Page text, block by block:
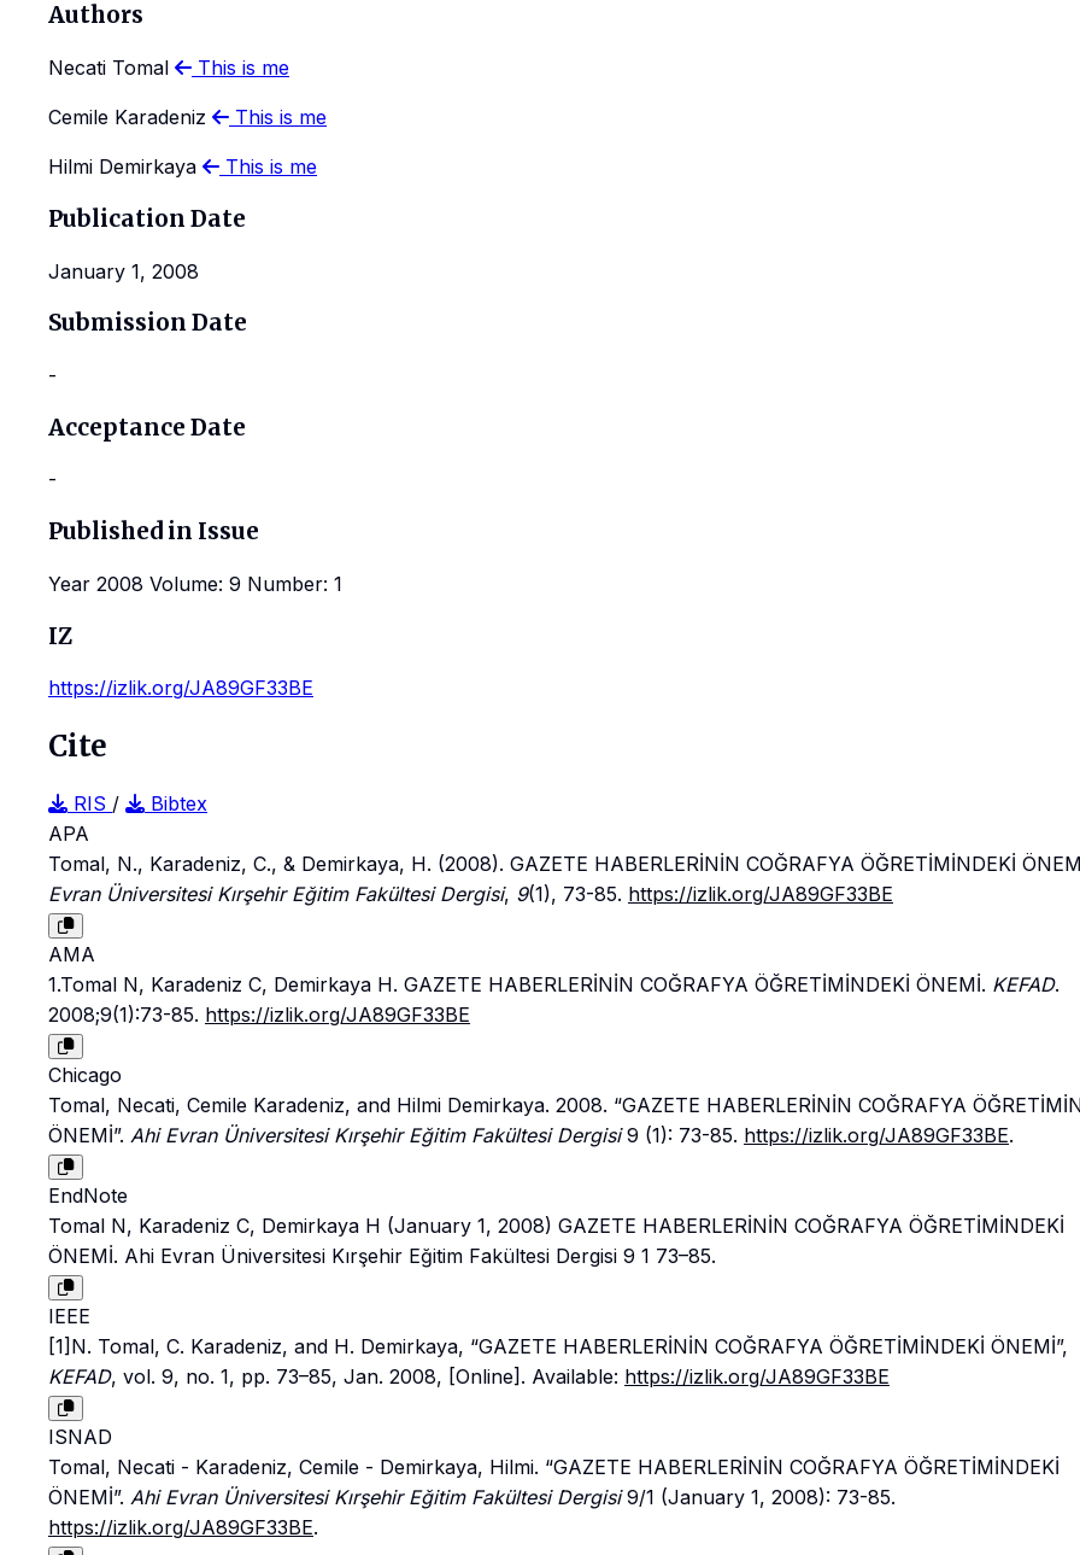
Authors
Necati Tomal This is me
Cemile Karadeniz This is me
Hilmi Demirkaya This is me
Publication Date
January 1, 2008
Submission Date
-
Acceptance Date
-
Published in Issue
Year 2008 Volume: 9 Number: 1
IZ
https://izlik.org/JA89GF33BE
Cite
RIS /
Bibtex
APA
Tomal, N., Karadeniz, C., & Demirkaya, H. (2008). GAZETE HABERLERİNİN COĞRAFYA ÖĞRETİMİNDEKİ
Evran Üniversitesi Kırşehir Eğitim Fakültesi Dergisi, 9(1), 73-85. https://izlik.org/JA89GF33BE
AMA
1.Tomal N, Karadeniz C, Demirkaya H. GAZETE HABERLERİNİN COĞRAFYA ÖĞRETİMİNDEKİ ÖNEMİ. KEFAD.
2008;9(1):73-85. https://izlik.org/JA89GF33BE
Chicago
Tomal, Necati, Cemile Karadeniz, and Hilmi Demirkaya. 2008. “GAZETE HABERLERİNİN COĞRAFYA
ÖNEMİ”. Ahi Evran Üniversitesi Kırşehir Eğitim Fakültesi Dergisi9 (1): 73-85. https://izlik.org/JA89GF33BE.
EndNote
Tomal N, Karadeniz C, Demirkaya H (January 1, 2008) GAZETE HABERLERİNİN COĞRAFYA ÖĞRETİMİNDEKİ
ÖNEMİ. Ahi Evran Üniversitesi Kırşehir Eğitim Fakültesi Dergisi 9 1 73–85.
IEEE
[1]N. Tomal, C. Karadeniz, and H. Demirkaya, “GAZETE HABERLERİNİN COĞRAFYA ÖĞRETİMİNDEKİ ÖNEMİ”,
KEFAD, vol. 9, no. 1, pp. 73–85, Jan. 2008, [Online]. Available: https://izlik.org/JA89GF33BE
ISNAD
Tomal, Necati - Karadeniz, Cemile - Demirkaya, Hilmi. “GAZETE HABERLERİNİN COĞRAFYA ÖĞRETİMİNDEKİ
ÖNEMİ”. Ahi Evran Üniversitesi Kırşehir Eğitim Fakültesi Dergisi9/1 (January 1, 2008): 73-85.
https://izlik.org/JA89GF33BE.